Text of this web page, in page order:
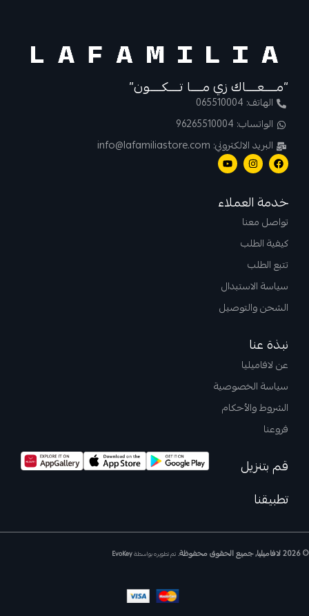
“مــــعــــاك زي مــــا تــــكــــون”
الهاتف: 065510004
الواتساب: 96265510004
البريد الالكتروني: info@lafamiliastore.com
خدمة العملاء
تواصل معنا
كيفية الطلب
تتبع الطلب
سياسة الاستبدال
الشحن والتوصيل
نبذة عنا
عن لافاميليا
سياسة الخصوصية
الشروط والأحكام
فروعنا
قم بتنزيل
تطبيقنا
© 2026 لافاميليا, جميع الحقوق محفوظة. تم تطويره بواسطةEvoKey